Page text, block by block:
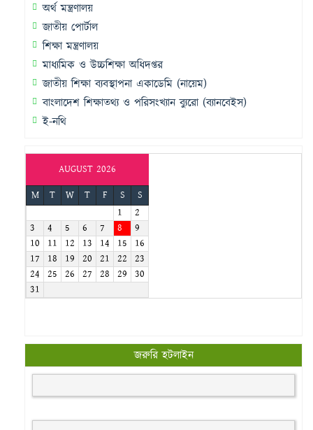
অর্থ মন্ত্রণালয়
জাতীয় পোর্টাল
শিক্ষা মন্ত্রণালয়
মাধ্যমিক ও উচ্চশিক্ষা অধিদপ্তর
জাতীয় শিক্ষা ব্যবস্থাপনা একাডেমি (নায়েম)
বাংলাদেশ শিক্ষাতথ্য ও পরিসংখ্যান ব্যুরো (ব্যানবেইস)
ই-নথি
AUGUST 2026
M
T W T F S
S
1
2
3
4 5 6 7 8
9
10
11 12 13 14 15
16
17
18 19 20 21 22 23
24 25 26 27 28 29 30
31
জরুরি হটলাইন